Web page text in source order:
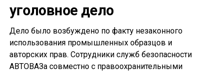
уголовное дело
Дело было возбуждено по факту незаконного
использования промышленных образцов и
авторских прав. Сотрудники служб безопасности
АВТОВАЗа совместно с правоохранительными